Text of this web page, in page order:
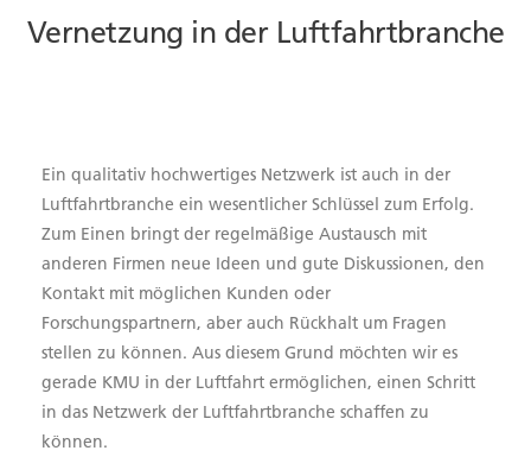
Vernetzung in der Luftfahrtbranche
Ein qualitativ hochwertiges Netzwerk ist auch in der
Luftfahrtbranche ein wesentlicher Schlüssel zum Erfolg.
Zum Einen bringt der regelmäßige Austausch mit
anderen Firmen neue Ideen und gute Diskussionen, den
Kontakt mit möglichen Kunden oder
Forschungspartnern, aber auch Rückhalt um Fragen
stellen zu können. Aus diesem Grund möchten wir es
gerade KMU in der Luftfahrt ermöglichen, einen Schritt
in das Netzwerk der Luftfahrtbranche schaffen zu
können.